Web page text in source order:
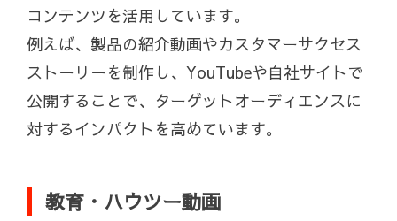
コンテンツを活用しています。
例えば、製品の紹介動画やカスタマーサクセス
ストーリーを制作し、YouTubeや自社サイトで
公開することで、ターゲットオーディエンスに
対するインパクトを高めています。
教育・ハウツー動画